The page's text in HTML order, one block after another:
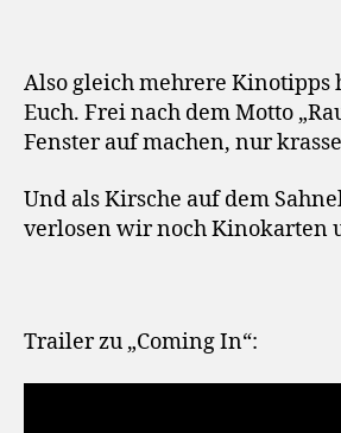
Also gleich mehrere
Euch. Frei nach dem Motto
Fenster auf machen, nur
Und als Kirsche auf dem
verlosen wir noch Kinokarten
Trailer zu „Coming In“: